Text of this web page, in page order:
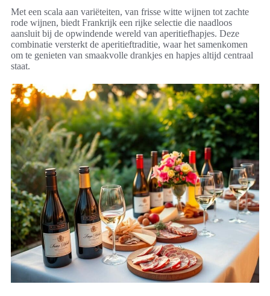
Met een scala aan variëteiten, van frisse witte wijnen tot zachte
rode wijnen, biedt Frankrijk een rijke selectie die naadloos
aansluit bij de opwindende wereld van aperitiefhapjes. Deze
combinatie versterkt de aperitieftraditie, waar het samenkomen
om te genieten van smaakvolle drankjes en hapjes altijd centraal
staat.